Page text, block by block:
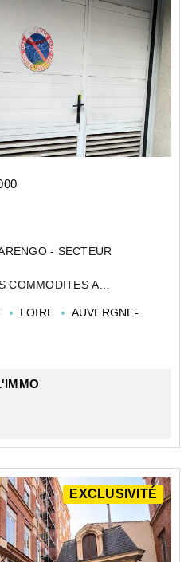
- SECTEUR
COMMODITES A
ACCES
LOIRE
AUVERGNE-
EXCLUSIVITÉ